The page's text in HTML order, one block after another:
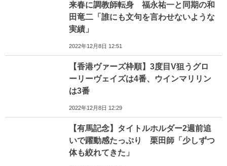
来春に調教師転身 福永祐一と同期の和
田竜二「誰にも文句を言わせないような
実績」
2022年12月8日 12:51
【香港ヴァーズ枠順】3度目V狙うグロ
ーリーヴェイズは4番、ウインマリリン
は3番
2022年12月8日 12:29
【有馬記念】タイトルホルダー2週前追
いで躍動感たっぷり 栗田師「少しずつ
体も絞れてきた」